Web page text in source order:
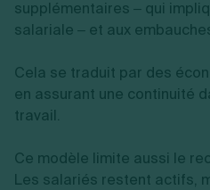
supplémentaires – qui
salariale – et aux
Cela se traduit par des
en assurant une continuité
travail.
Ce modèle limite aussi le
Les salariés restent actifs,